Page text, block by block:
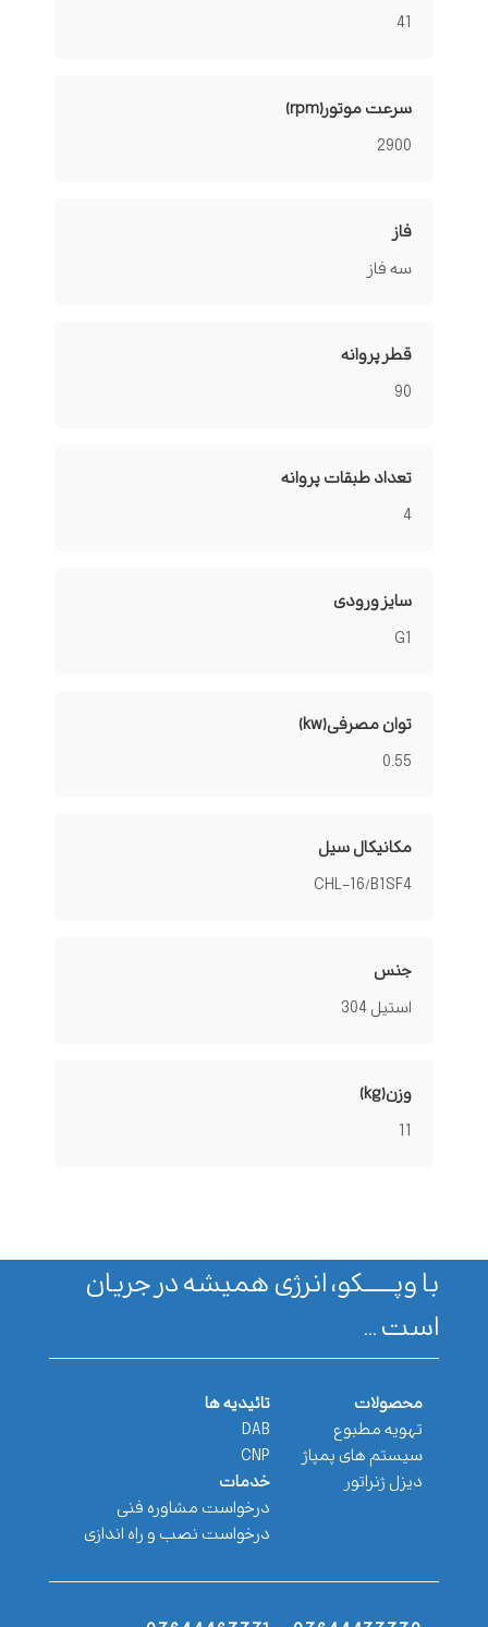
41
سرعت موتور(rpm)
2900
فاز
سه فاز
قطر پروانه
90
تعداد طبقات پروانه
4
سایز ورودی
G1
توان مصرفی(kw)
0.55
مکانیکال سیل
CHL-16/B1SF4
جنس
استیل 304
وزن(kg)
11
با وپـــــــکو، انرژی همیشه در جریان
است ...
محصولات
تهویه مطبوع
سیستم های پمپاژ
دیزل ژنراتور
تائیدیه ها
DAB
CNP
خدمات
درخواست مشاوره فنی
درخواست نصب و راه اندازی